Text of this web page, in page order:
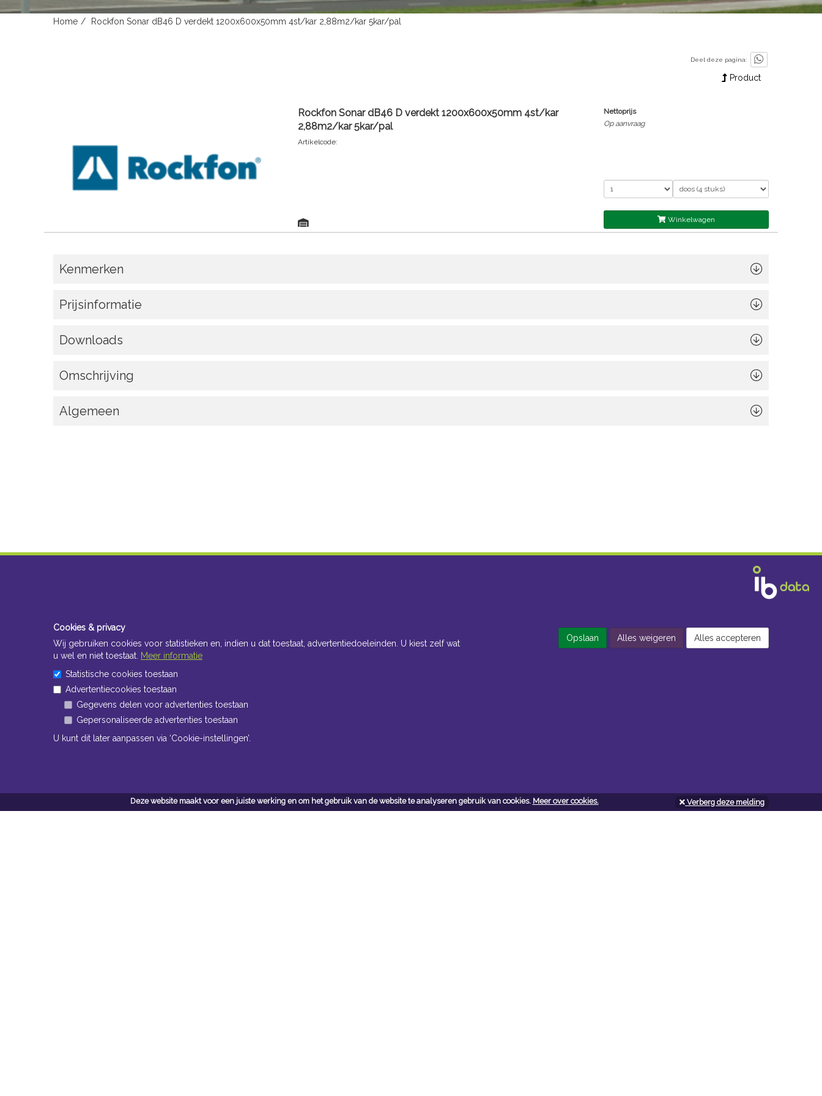
Deze website maakt voor een juiste werking en om het gebruik van de website te analyseren gebruik van cookies. Meer over cookies. Verberg deze melding
Home Rockfon Sonar dB46 D verdekt 1200x600x50mm 4st/kar 2,88m2/kar 5kar/pal
Deel deze pagina:
Product
Rockfon Sonar dB46 D verdekt 1200x600x50mm 4st/kar
2,88m2/kar 5kar/pal
Artikelcode:
Nettoprijs
Op aanvraag
Winkelwagen
Kenmerken
Prijsinformatie
Downloads
Omschrijving
Algemeen
Cookies & privacy
Wij gebruiken cookies voor statistieken en, indien u dat toestaat, advertentiedoeleinden. U kiest zelf wat
u wel en niet toestaat. Meer informatie
Statistische cookies toestaan
Advertentiecookies toestaan
Gegevens delen voor advertenties toestaan
Gepersonaliseerde advertenties toestaan
U kunt dit later aanpassen via ‘Cookie-instellingen’.
Opslaan Alles weigeren Alles accepteren